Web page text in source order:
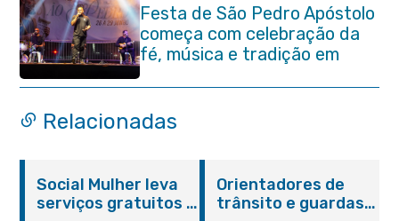
Festa de São Pedro Apóstolo
começa com celebração da
fé, música e tradição em
Venda das Pedras
Relacionadas
Social Mulher leva
serviços gratuitos à
Orientadores de
trânsito e guardas